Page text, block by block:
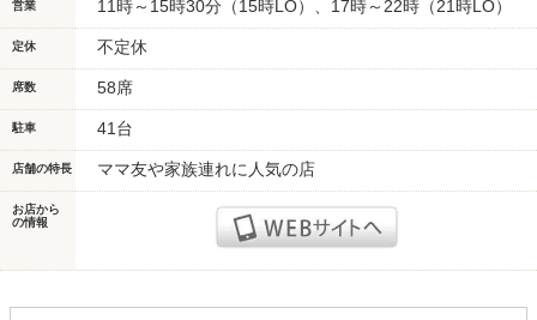
営業 11時～15時30分（15時LO）、17時～22時（21時LO）
定休 不定休
席数 58席
駐車 41台
店舗の特長 ママ友や家族連れに人気の店
お店から
の情報